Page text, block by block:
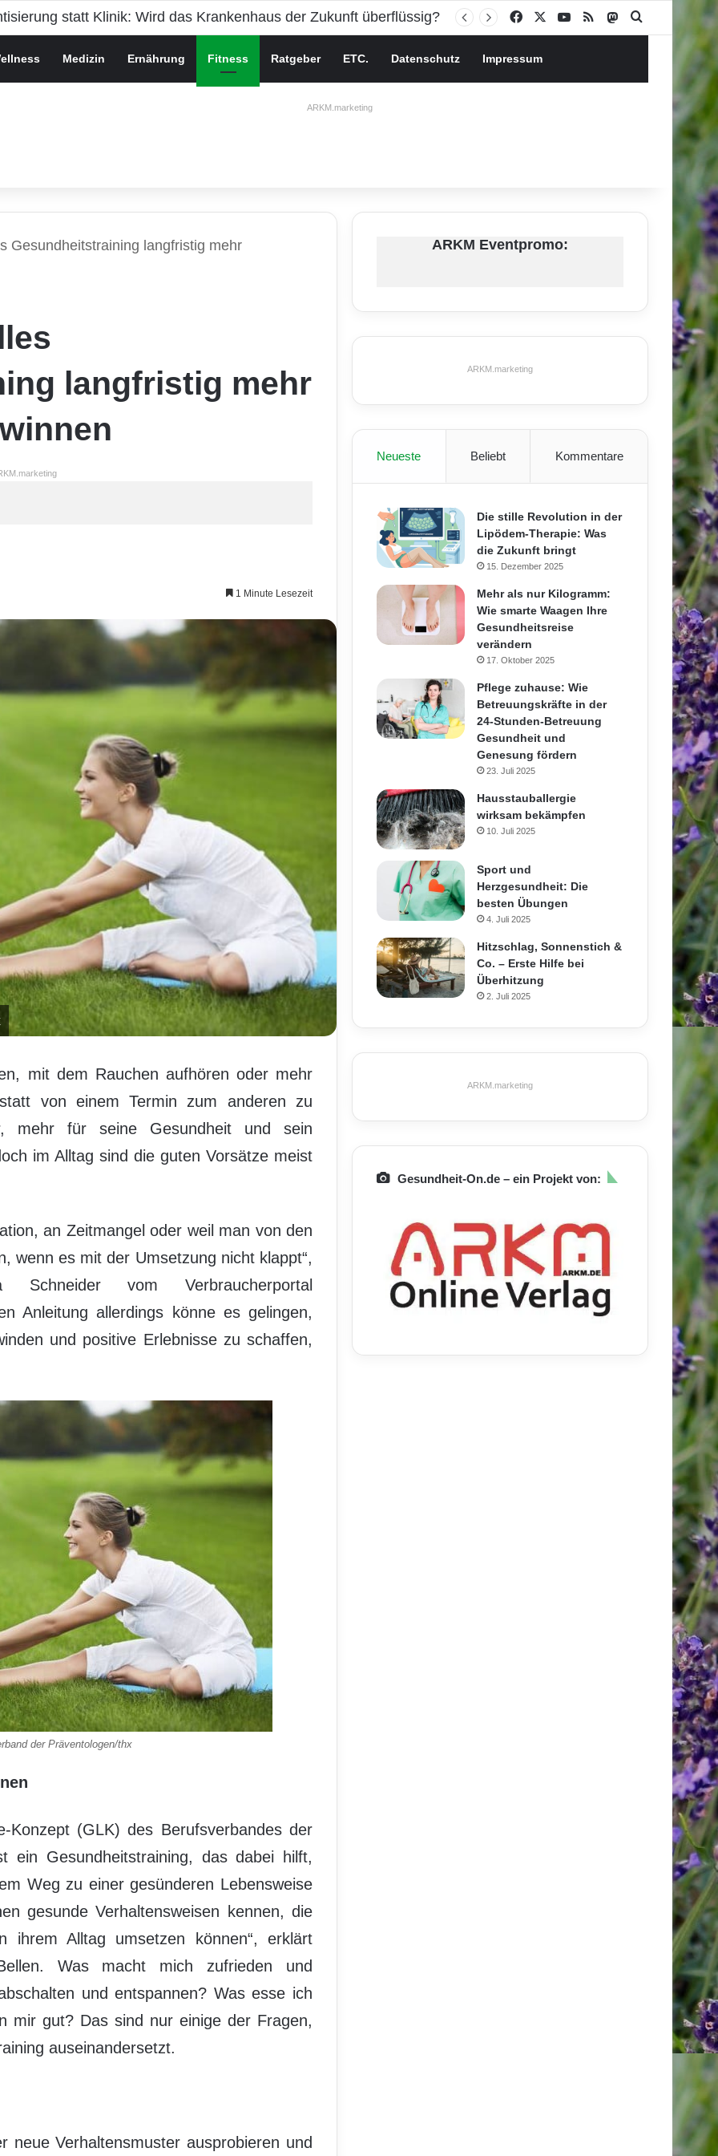
Gesundheit bei Jugendlichen Facebook YouTube
RSS MastodonSuchen nach
Medizin Ernährung Fitness Ratgeber ETC. Datenschutz Impressum
ARKM.marketing
Gesundheitstraining langfristig mehr
langfristig mehr
1 Minute Lesezeit
mit dem Rauchen aufhören oder mehr
von einem Termin zum anderen zu
mehr für seine Gesundheit und sein
im Alltag sind die guten Vorsätze meist
an Zeitmangel oder weil man von den
wenn es mit der Umsetzung nicht klappt“,
Schneider vom Verbraucherportal
Anleitung allerdings könne es gelingen,
und positive Erlebnisse zu schaffen,
der Präventologen/thx
Konzept (GLK) des Berufsverbandes der
ein Gesundheitstraining, das dabei hilft,
Weg zu einer gesünderen Lebensweise
gesunde Verhaltensweisen kennen, die
Alltag umsetzen können“, erklärt
Was macht mich zufrieden und
und entspannen? Was esse ich
mir gut? Das sind nur einige der Fragen,
auseinandersetzt.
neue Verhaltensmuster ausprobieren und
ARKM Eventpromo:
ARKM.marketing
Neueste Beliebt Kommentare
Die stille Revolution in der
Lipödem-Therapie: Was
die Zukunft bringt
15. Dezember 2025
Mehr als nur Kilogramm:
Wie smarte Waagen Ihre
Gesundheitsreise
verändern
17. Oktober 2025
Pflege zuhause: Wie
Betreuungskräfte in der
24-Stunden-Betreuung
Gesundheit und
Genesung fördern
23. Juli 2025
Hausstauballergie
wirksam bekämpfen
10. Juli 2025
Sport und
Herzgesundheit: Die
besten Übungen
4. Juli 2025
Hitzschlag, Sonnenstich &
Co. – Erste Hilfe bei
Überhitzung
2. Juli 2025
ARKM.marketing
Gesundheit-On.de – ein Projekt von: